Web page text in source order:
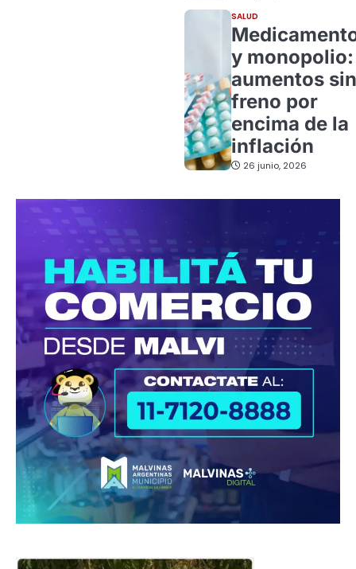
SALUD
y monopolio:
aumentos sin
freno por
encima de la
inflación
26 junio, 2026